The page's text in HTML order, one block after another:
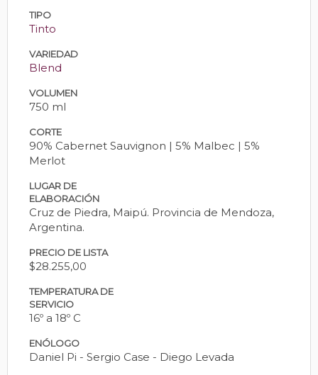
TIPO
Tinto
VARIEDAD
Blend
VOLUMEN
750 ml
CORTE
90% Cabernet Sauvignon | 5% Malbec | 5%
Merlot
LUGAR DE
ELABORACIÓN
Cruz de Piedra, Maipú. Provincia de Mendoza,
Argentina.
PRECIO DE LISTA
$28.255,00
TEMPERATURA DE
SERVICIO
16º a 18º C
ENÓLOGO
Daniel Pi - Sergio Case - Diego Levada